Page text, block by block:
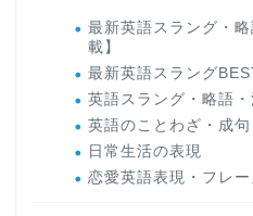
最新英語スラング・
載】
最新英語スラング
英語スラング・略語
英語のことわざ・成句
日常生活の表現
恋愛英語表現・フレー